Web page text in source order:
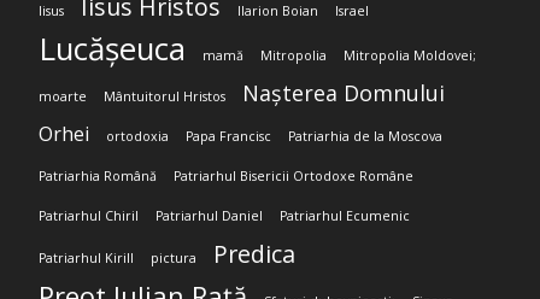
Iisus Iisus Hristos Ilarion Boian Israel
Lucășeuca mamă Mitropolia Mitropolia Moldovei;
moarte Mântuitorul Hristos Nașterea Domnului
Orhei ortodoxia Papa Francisc Patriarhia de la Moscova
Patriarhia Română Patriarhul Bisericii Ortodoxe Române
Patriarhul Chiril Patriarhul Daniel Patriarhul Ecumenic
Patriarhul Kirill pictura Predica